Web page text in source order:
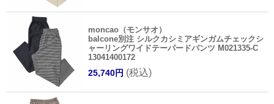
moncao（モンサオ）
balcone別注 シルクカシミアギンガムチェックシ
ャーリングワイドテーパードパンツ M021335-C
13041400172
25,740円 (税込)